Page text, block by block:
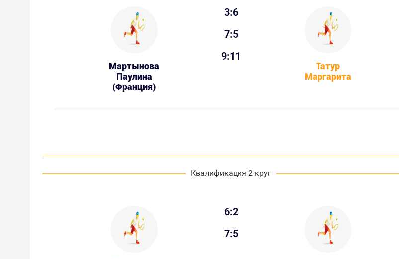
Мартынова
Паулина
(Франция)
3:6
7:5
9:11
Татур
Маргарита
Квалификация 2 круг
6:2
7:5